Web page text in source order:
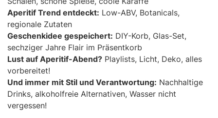
Aperitif Trend entdeckt: Low-ABV, Botanicals,
regionale Zutaten
Geschenkidee gespeichert: DIY-Korb, Glas-Set,
sechziger Jahre Flair im Präsentkorb
Lust auf Aperitif-Abend? Playlists, Licht, Deko, alles
vorbereitet!
Und immer mit Stil und Verantwortung: Nachhaltige
Drinks, alkoholfreie Alternativen, Wasser nicht
vergessen!